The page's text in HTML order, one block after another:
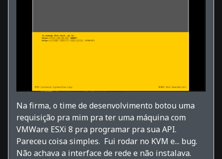
Na firma, o time de desenvolvimento botou uma
requisição pra mim pra ter uma máquina com
VMWare ESXi 8 pra programar pra sua API.
Pareceu coisa simples. Fui rodar no KVM e... bug.
Não achava a interface de rede e não instalava.